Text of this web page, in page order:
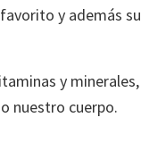
y además su
y minerales,
nuestro cuerpo.